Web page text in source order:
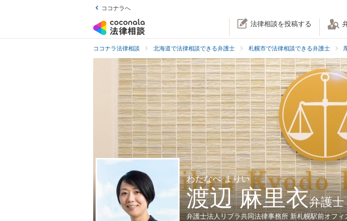
ココナラへ
法律相談を投稿する
ココナラ法律相談 北海道で法律相談できる弁護士 札幌市で法律相談できる弁護士
わたなべ まりい
渡辺 麻里衣弁護士
弁護士法人リブラ共同法律事務所 新札幌駅前オフィ